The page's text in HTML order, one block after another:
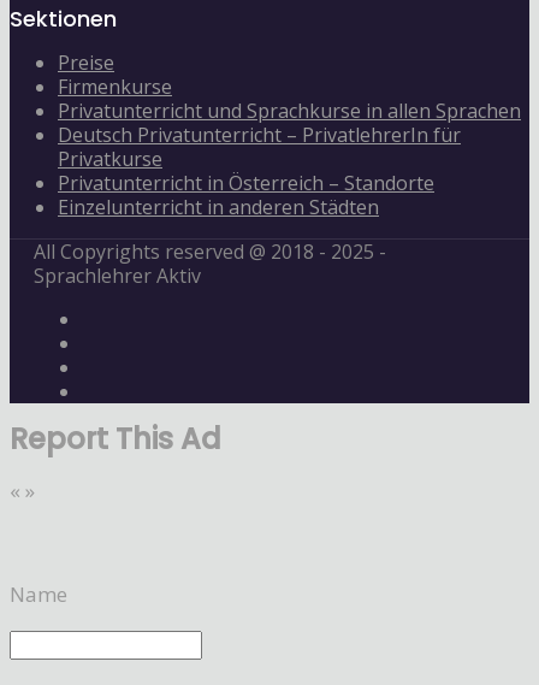
Sektionen
Preise
Firmenkurse
Privatunterricht und Sprachkurse in allen Sprachen
Deutsch Privatunterricht – PrivatlehrerIn für
Privatkurse
Privatunterricht in Österreich – Standorte
Einzelunterricht in anderen Städten
All Copyrights reserved @ 2018 - 2025 -
Sprachlehrer Aktiv
Report This Ad
« »
Name